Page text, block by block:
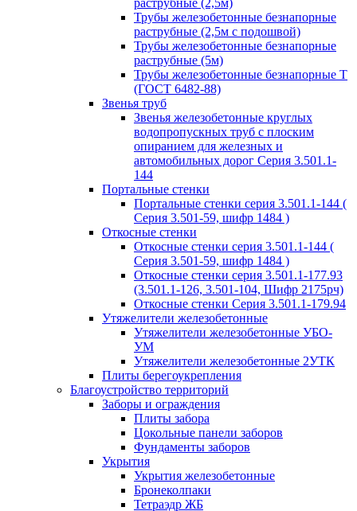
раструбные (2,5м)
Трубы железобетонные безнапорные
раструбные (2,5м с подошвой)
Трубы железобетонные безнапорные
раструбные (5м)
Трубы железобетонные безнапорные Т
(ГОСТ 6482-88)
Звенья труб
Звенья железобетонные круглых
водопропускных труб с плоским
опиранием для железных и
автомобильных дорог Серия 3.501.1-
144
Портальные стенки
Портальные стенки серия 3.501.1-144 (
Серия 3.501-59, шифр 1484 )
Откосные стенки
Откосные стенки серия 3.501.1-144 (
Серия 3.501-59, шифр 1484 )
Откосные стенки серия 3.501.1-177.93
(3.501.1-126, 3.501-104, Шифр 2175рч)
Откосные стенки Серия 3.501.1-179.94
Утяжелители железобетонные
Утяжелители железобетонные УБО-
УМ
Утяжелители железобетонные 2УТК
Плиты берегоукрепления
Благоустройство территорий
Заборы и ограждения
Плиты забора
Цокольные панели заборов
Фундаменты заборов
Укрытия
Укрытия железобетонные
Бронеколпаки
Тетраэдр ЖБ